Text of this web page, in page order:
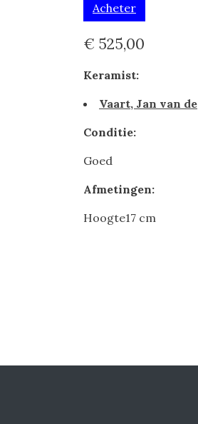
Acheter
€ 525,00
Keramist:
Vaart, Jan van de
Conditie:
Goed
Afmetingen:
Hoogte17 cm